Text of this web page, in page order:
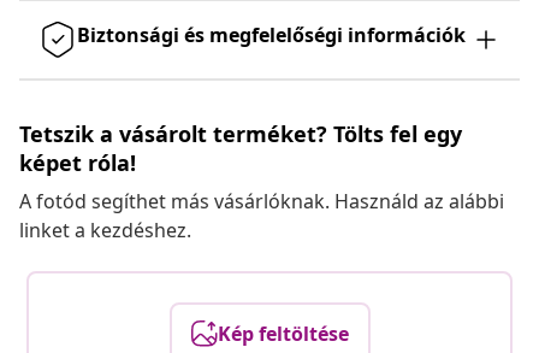
Biztonsági és megfelelőségi információk
Tetszik a vásárolt terméket? Tölts fel egy
képet róla!
A fotód segíthet más vásárlóknak. Használd az alábbi
linket a kezdéshez.
Kép feltöltése